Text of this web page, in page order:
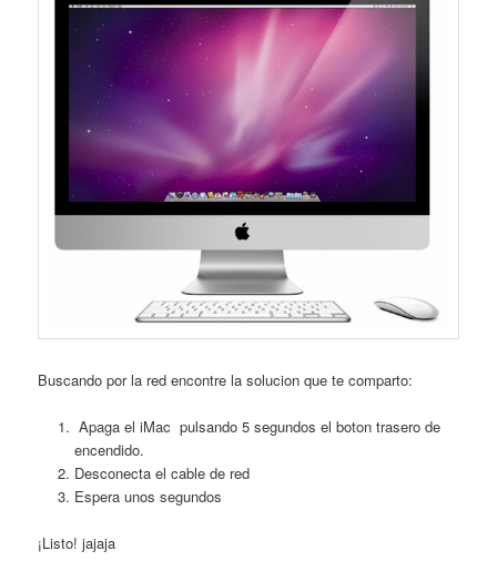
Buscando por la red encontre la solucion que te comparto:
Apaga el iMac pulsando 5 segundos el boton trasero de
encendido.
Desconecta el cable de red
Espera unos segundos
¡Listo! jajaja